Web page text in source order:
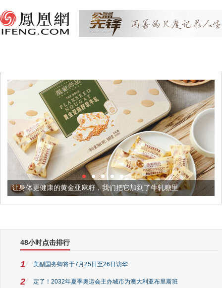
健康的黄金亚麻籽，我们把它加到了牛轧糖里 被列入佛
48小时点击排行
1 美副国务卿将于7月25日至26日访华
2 定了！2032年夏季奥运会主办城市为澳大利亚布里斯班